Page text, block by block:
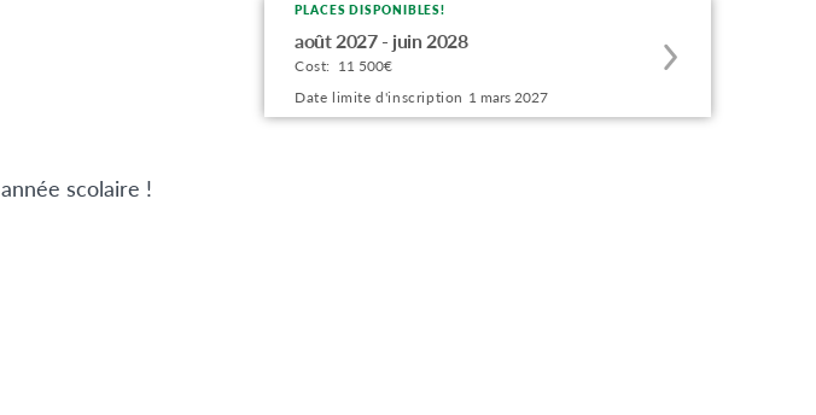
Apply
to
this
program
PLACES DISPONIBLES!
août 2027 - juin 2028
Cost: 11 500€
Date limite d'inscription 1 mars 2027
scolaire !